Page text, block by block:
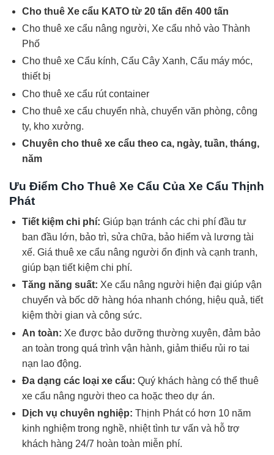
Cho thuê Xe cẩu KATO từ 20 tấn đến 400 tấn
Cho thuê xe cẩu nâng người, Xe cẩu nhỏ vào Thành
Phố
Cho thuê xe Cẩu kính, Cẩu Cây Xanh, Cẩu máy móc,
thiết bị
Cho thuê xe cẩu rút container
Cho thuê xe cẩu chuyển nhà, chuyển văn phòng, công
ty, kho xưởng.
Chuyên cho thuê xe cẩu theo ca, ngày, tuần, tháng,
năm
Ưu Điểm Cho Thuê Xe Cẩu Của Xe Cẩu Thịnh
Phát
Tiết kiệm chi phí: Giúp bạn tránh các chi phí đầu tư
ban đầu lớn, bảo trì, sửa chữa, bảo hiểm và lương tài
xế. Giá thuê xe cẩu nâng người ổn định và cạnh tranh,
giúp bạn tiết kiệm chi phí.
Tăng năng suất: Xe cẩu nâng người hiện đại giúp vận
chuyển và bốc dỡ hàng hóa nhanh chóng, hiệu quả, tiết
kiệm thời gian và công sức.
An toàn: Xe được bảo dưỡng thường xuyên, đảm bảo
an toàn trong quá trình vận hành, giảm thiểu rủi ro tai
nạn lao động.
Đa dạng các loại xe cẩu: Quý khách hàng có thể thuê
xe cẩu nâng người theo ca hoặc theo dự án.
Dịch vụ chuyên nghiệp: Thịnh Phát có hơn 10 năm
kinh nghiệm trong nghề, nhiệt tình tư vấn và hỗ trợ
khách hàng 24/7 hoàn toàn miễn phí.